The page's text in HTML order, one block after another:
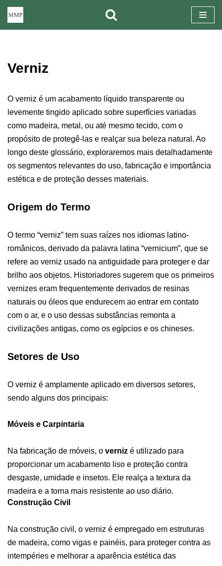
conteúdo
Verniz
O verniz é um acabamento líquido transparente ou
levemente tingido aplicado sobre superfícies variadas
como madeira, metal, ou até mesmo tecido, com o
propósito de protegê-las e realçar sua beleza natural. Ao
longo deste glossário, exploraremos mais detalhadamente
os segmentos relevantes do uso, fabricação e importância
estética e de proteção desses materiais.
Origem do Termo
O termo “verniz” tem suas raízes nos idiomas latino-
românicos, derivado da palavra latina “vernicium”, que se
refere ao verniz usado na antiguidade para proteger e dar
brilho aos objetos. Historiadores sugerem que os primeiros
vernizes eram frequentemente derivados de resinas
naturais ou óleos que endurecem ao entrar em contato
com o ar, e o uso dessas substâncias remonta a
civilizações antigas, como os egípcios e os chineses.
Setores de Uso
O verniz é amplamente aplicado em diversos setores,
sendo alguns dos principais:
Móveis e Carpintaria
Na fabricação de móveis, o verniz é utilizado para
proporcionar um acabamento liso e proteção contra
desgaste, umidade e insetos. Ele realça a textura da
madeira e a torna mais resistente ao uso diário.
Construção Civil
Na construção civil, o verniz é empregado em estruturas
de madeira, como vigas e painéis, para proteger contra as
intempéries e melhorar a aparência estética das